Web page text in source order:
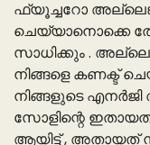
ഫ്യൂച്ചറോ
ചെയ്യാനൊക്കെ
സാധിക്കും .
നിങ്ങളെ കണക്ട്
നിങ്ങളുടെ
സോളിന്റെ
ആയിട്ട് , അതായത്